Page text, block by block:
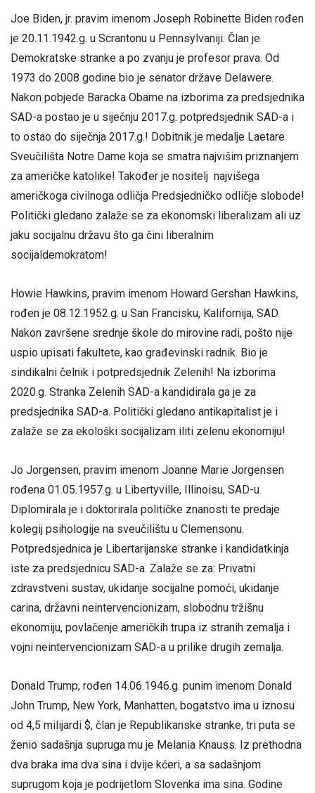
Joe Biden, jr. pravim imenom Joseph Robinette Biden rođen
je 20.11.1942.g. u Scrantonu u Pennsylvaniji. Član je
Demokratske stranke a po zvanju je profesor prava. Od
1973 do 2008 godine bio je senator države Delawere.
Nakon pobjede Baracka Obame na izborima za predsjednika
SAD-a postao je u siječnju 2017.g. potpredsjednik SAD-a i
to ostao do siječnja 2017.g.! Dobitnik je medalje Laetare
Sveučilišta Notre Dame koja se smatra najvišim priznanjem
za američke katolike! Također je nositelj najvišega
američkoga civilnoga odličja Predsjedničko odličje slobode!
Politički gledano zalaže se za ekonomski liberalizam ali uz
jaku socijalnu državu što ga čini liberalnim
socijaldemokratom!
Howie Hawkins, pravim imenom Howard Gershan Hawkins,
rođen je 08.12.1952.g. u San Francisku, Kalifornija, SAD.
Nakon završene srednje škole do mirovine radi, pošto nije
uspio upisati fakultete, kao građevinski radnik. Bio je
sindikalni čelnik i potpredsjednik Zelenih! Na izborima
2020.g. Stranka Zelenih SAD-a kandidirala ga je za
predsjednika SAD-a. Politički gledano antikapitalist je i
zalaže se za ekološki socijalizam iliti zelenu ekonomiju!
Jo Jorgensen, pravim imenom Joanne Marie Jorgensen
rođena 01.05.1957.g. u Libertyville, Illinoisu, SAD-u.
Diplomirala je i doktorirala političke znanosti te predaje
kolegij psihologije na sveučilištu u Clemensonu.
Potpredsjednica je Libertarijanske stranke i kandidatkinja
iste za predsjednicu SAD-a. Zalaže se za: Privatni
zdravstveni sustav, ukidanje socijalne pomoći, ukidanje
carina, državni neintervencionizam, slobodnu tržišnu
ekonomiju, povlačenje američkih trupa iz stranih zemalja i
vojni neintervencionizam SAD-a u prilike drugih zemalja.
Donald Trump, rođen 14.06.1946.g. punim imenom Donald
John Trump, New York, Manhatten, bogatstvo ima u iznosu
od 4,5 milijardi $, član je Republikanske stranke, tri puta se
ženio sadašnja supruga mu je Melania Knauss. Iz prethodna
dva braka ima dva sina i dvije kćeri, a sa sadašnjom
suprugom koja je podrijetlom Slovenka ima sina. Godine